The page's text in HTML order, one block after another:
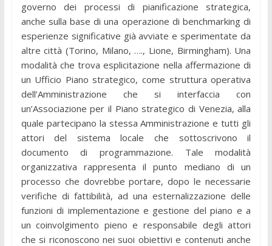
governo dei processi di pianificazione strategica,
anche sulla base di una operazione di benchmarking di
esperienze significative già avviate e sperimentate da
altre città (Torino, Milano, …., Lione, Birmingham). Una
modalità che trova esplicitazione nella affermazione di
un Ufficio Piano strategico, come struttura operativa
dell’Amministrazione che si interfaccia con
un’Associazione per il Piano strategico di Venezia, alla
quale partecipano la stessa Amministrazione e tutti gli
attori del sistema locale che sottoscrivono il
documento di programmazione. Tale modalità
organizzativa rappresenta il punto mediano di un
processo che dovrebbe portare, dopo le necessarie
verifiche di fattibilità, ad una esternalizzazione delle
funzioni di implementazione e gestione del piano e a
un coinvolgimento pieno e responsabile degli attori
che si riconoscono nei suoi obiettivi e contenuti anche